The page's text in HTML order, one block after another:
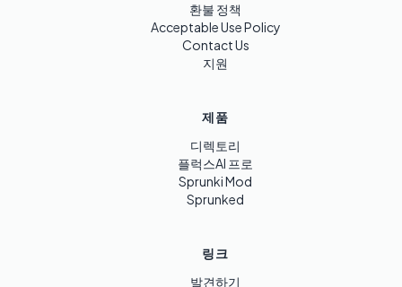
환불 정책
Acceptable Use Policy
Contact Us
지원
제품
디렉토리
플럭스AI 프로
Sprunki Mod
Sprunked
링크
발견하기